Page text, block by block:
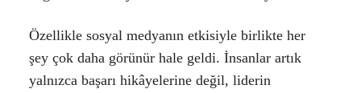
Özellikle sosyal medyanın etkisiyle birlikte her
şey çok daha görünür hale geldi. İnsanlar artık
yalnızca başarı hikâyelerine değil, liderin